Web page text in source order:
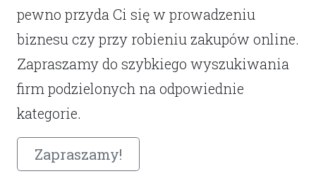
pewno przyda Ci się w prowadzeniu
biznesu czy przy robieniu zakupów online.
Zapraszamy do szybkiego wyszukiwania
firm podzielonych na odpowiednie
kategorie.
Zapraszamy!